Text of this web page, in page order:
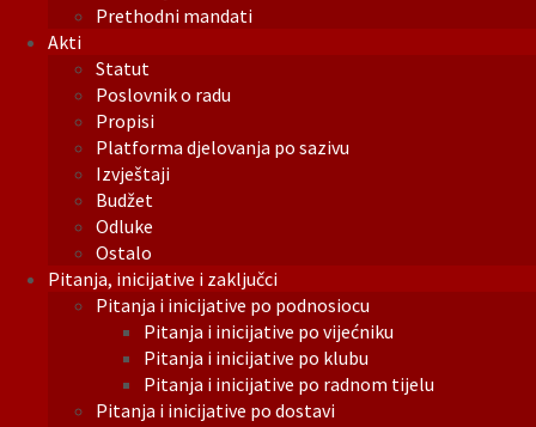
Prethodni mandati
Akti
Statut
Poslovnik o radu
Propisi
Platforma djelovanja po sazivu
Izvještaji
Budžet
Odluke
Ostalo
Pitanja, inicijative i zaključci
Pitanja i inicijative po podnosiocu
Pitanja i inicijative po vijećniku
Pitanja i inicijative po klubu
Pitanja i inicijative po radnom tijelu
Pitanja i inicijative po dostavi